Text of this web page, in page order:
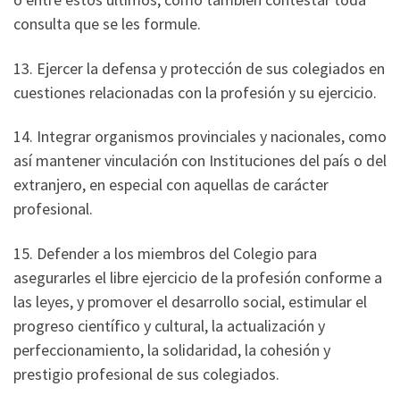
consulta que se les formule.
13. Ejercer la defensa y protección de sus colegiados en
cuestiones relacionadas con la profesión y su ejercicio.
14. Integrar organismos provinciales y nacionales, como
así mantener vinculación con Instituciones del país o del
extranjero, en especial con aquellas de carácter
profesional.
15. Defender a los miembros del Colegio para
asegurarles el libre ejercicio de la profesión conforme a
las leyes, y promover el desarrollo social, estimular el
progreso científico y cultural, la actualización y
perfeccionamiento, la solidaridad, la cohesión y
prestigio profesional de sus colegiados.